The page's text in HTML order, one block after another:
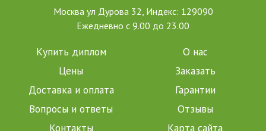
Москва ул Дурова 32, Индекс: 129090
Ежедневно с 9.00 до 23.00
Купить диплом
О нас
Цены
Заказать
Доставка и оплата
Гарантии
Вопросы и ответы
Отзывы
Контакты
Карта сайта